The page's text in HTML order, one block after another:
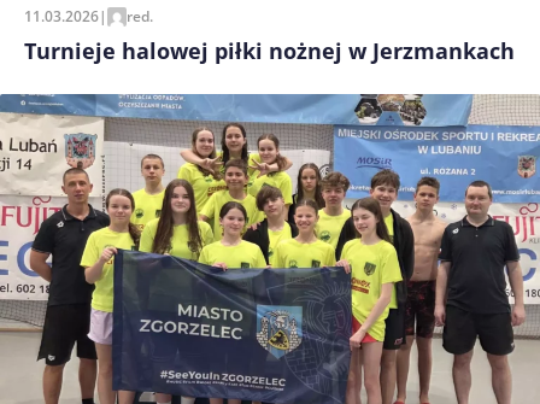
11.03.2026| red.
Turnieje halowej piłki nożnej w Jerzmankach